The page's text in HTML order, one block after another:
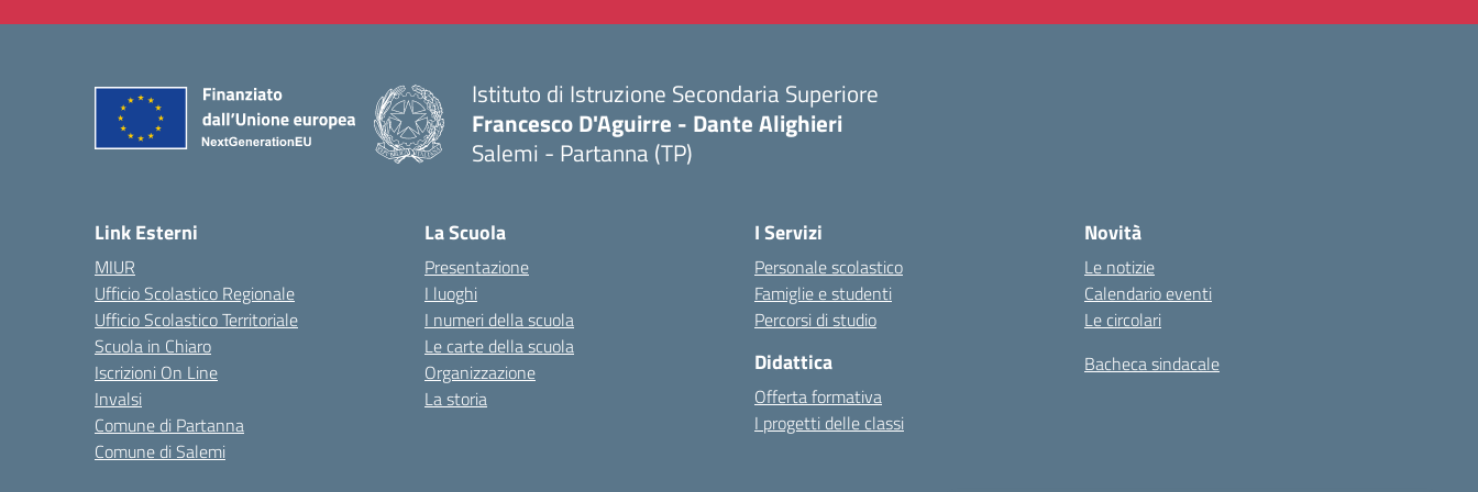
Istituto di Istruzione Secondaria Superiore
Francesco D'Aguirre - Dante Alighieri
Salemi - Partanna (TP)
Link Esterni
MIUR
Ufficio Scolastico Regionale
Ufficio Scolastico Territoriale
Scuola in Chiaro
Iscrizioni On Line
Invalsi
Comune di Partanna
Comune di Salemi
La Scuola
Presentazione
I luoghi
I numeri della scuola
Le carte della scuola
Organizzazione
La storia
I Servizi
Personale scolastico
Famiglie e studenti
Percorsi di studio
Didattica
Offerta formativa
I progetti delle classi
Novità
Le notizie
Calendario eventi
Le circolari
Bacheca sindacale